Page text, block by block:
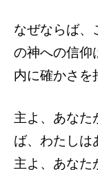
なぜならば、
の神への信仰
内に確かさを
主よ、あなた
ば、わたしは
主よ、あなた